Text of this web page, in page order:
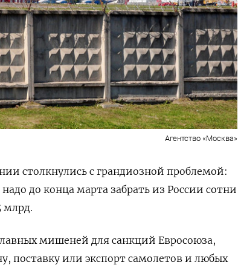
Агентство «Москва»
столкнулись с грандиозной проблемой:
до конца марта забрать из России сотни
млрд.
мишеней для санкций Евросоюза,
поставку или экспорт самолетов и любых